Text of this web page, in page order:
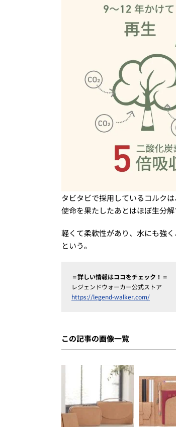
タビタビで採用しているコルク
使命を果たしたあとはほぼ生分
軽くて柔軟性があり、水にも強
という。
＝詳しい情報はココをチェック！＝
レジェンドウォーカー公式ストア
https://legend-walker.com/
この記事の画像一覧